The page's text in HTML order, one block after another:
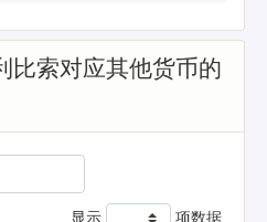
比索对应其他货币的
显示 项数据